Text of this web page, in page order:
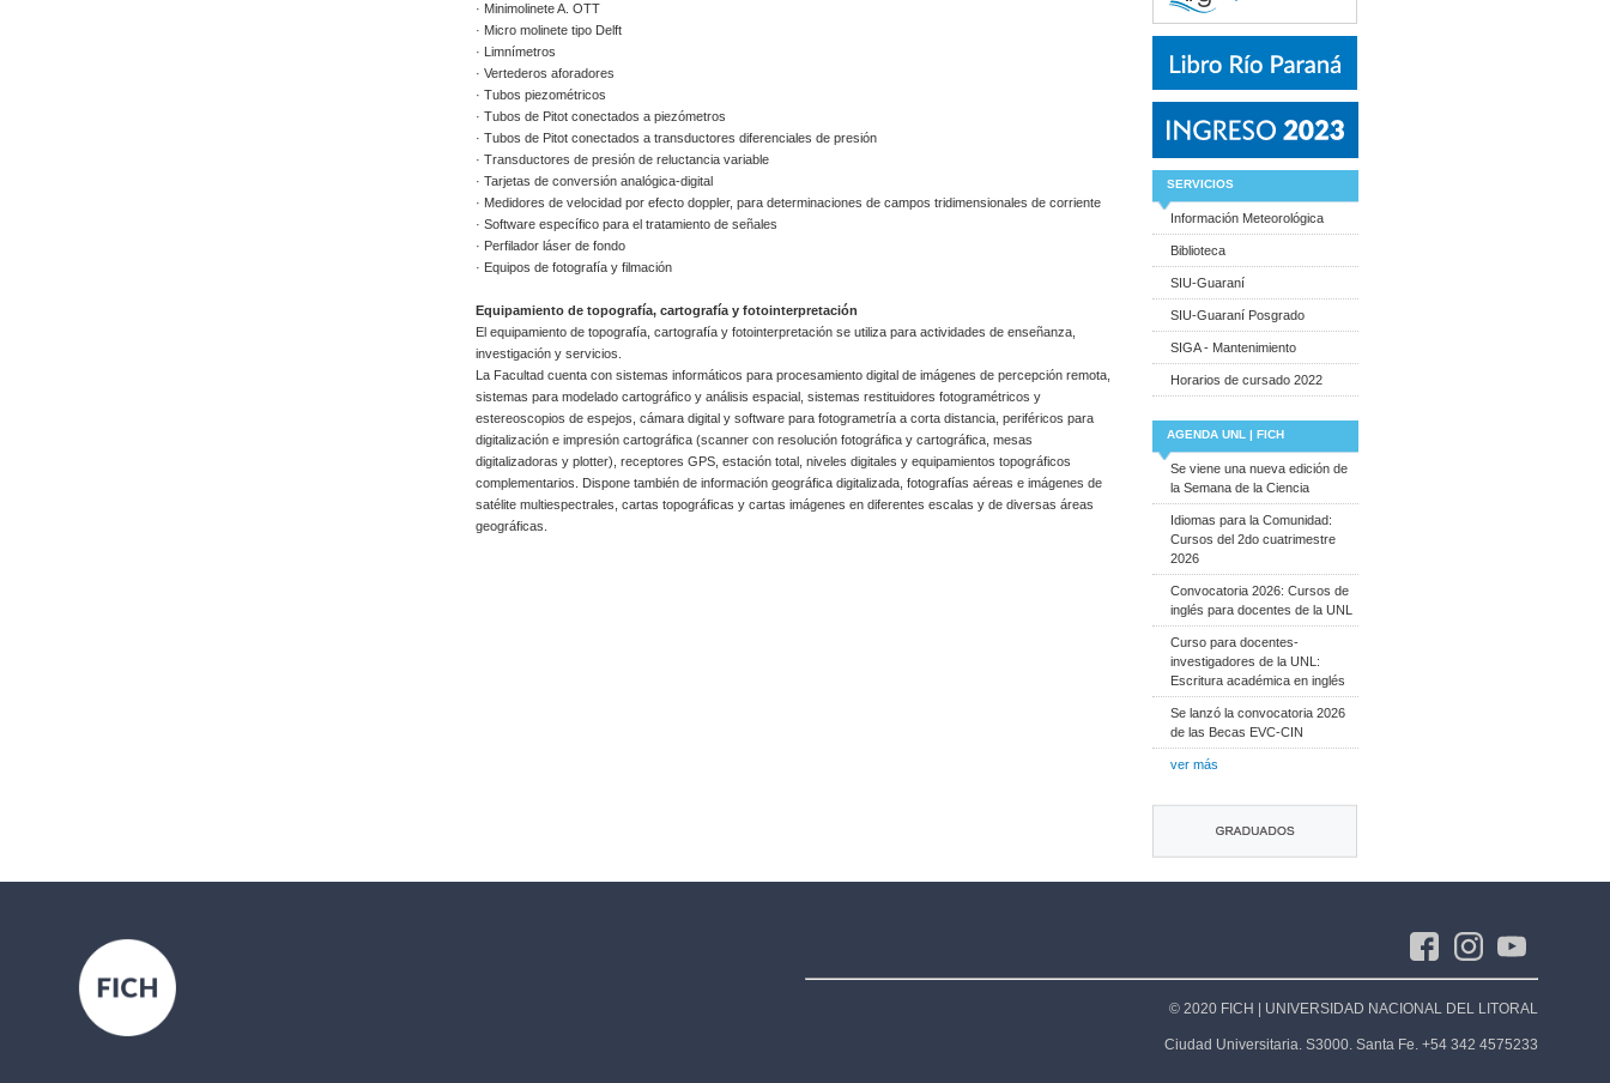
SERVICIOS
Información Meteorológica
Biblioteca
SIU-Guaraní
SIU-Guaraní Posgrado
SIGA - Mantenimiento
Horarios de cursado 2022
AGENDA UNL | FICH
Se viene una nueva edición de
la Semana de la Ciencia
Idiomas para la Comunidad:
Cursos del 2do cuatrimestre
2026
Convocatoria 2026: Cursos de
inglés para docentes de la UNL
​Curso para docentes-
investigadores de la UNL:
Escritura académica en inglés
Se lanzó la convocatoria 2026
de las Becas EVC-CIN
ver más
· Minimolinete A. OTT
· Micro molinete tipo Delft
· Limnímetros
· Vertederos aforadores
· Tubos piezométricos
· Tubos de Pitot conectados a piezómetros
· Tubos de Pitot conectados a transductores diferenciales de presión
· Transductores de presión de reluctancia variable
· Tarjetas de conversión analógica-digital
· Medidores de velocidad por efecto doppler, para determinaciones de campos tridimensionales de corriente
· Software específico para el tratamiento de señales
· Perfilador láser de fondo
· Equipos de fotografía y filmación
Equipamiento de topografía, cartografía y fotointerpretación
El equipamiento de topografía, cartografía y fotointerpretación se utiliza para actividades de enseñanza,
investigación y servicios.
La Facultad cuenta con sistemas informáticos para procesamiento digital de imágenes de percepción remota,
sistemas para modelado cartográfico y análisis espacial, sistemas restituidores fotogramétricos y
estereoscopios de espejos, cámara digital y software para fotogrametría a corta distancia, periféricos para
digitalización e impresión cartográfica (scanner con resolución fotográfica y cartográfica, mesas
digitalizadoras y plotter), receptores GPS, estación total, niveles digitales y equipamientos topográficos
complementarios. Dispone también de información geográfica digitalizada, fotografías aéreas e imágenes de
satélite multiespectrales, cartas topográficas y cartas imágenes en diferentes escalas y de diversas áreas
geográficas.
© 2020 FICH | UNIVERSIDAD NACIONAL DEL LITORAL
Ciudad Universitaria. S3000. Santa Fe. +54 342 4575233